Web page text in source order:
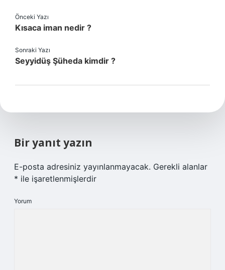
Önceki Yazı
Kısaca iman nedir ?
Sonraki Yazı
Seyyidüş Şüheda kimdir ?
Bir yanıt yazın
E-posta adresiniz yayınlanmayacak. Gerekli alanlar
* ile işaretlenmişlerdir
Yorum